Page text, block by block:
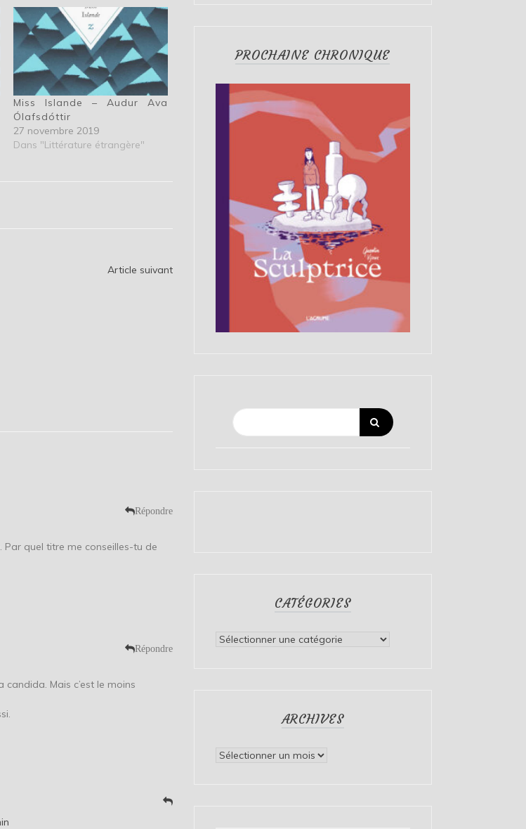
Miss Islande – Audur Ava
Ólafsdóttir
27 novembre 2019
Dans "Littérature étrangère"
Article suivant
Répondre
Par quel titre me conseilles-tu de
Répondre
candida. Mais c’est le moins
PROCHAINE CHRONIQUE
CATÉGORIES
Catégories
ARCHIVES
Archives